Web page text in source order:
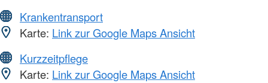
Krankentransport
Karte: Link zur Google Maps Ansicht
Kurzzeitpflege
Karte: Link zur Google Maps Ansicht